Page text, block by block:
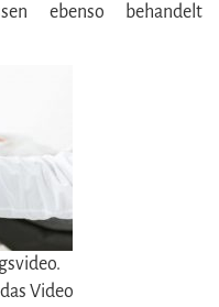
ebenso behandelt
Video